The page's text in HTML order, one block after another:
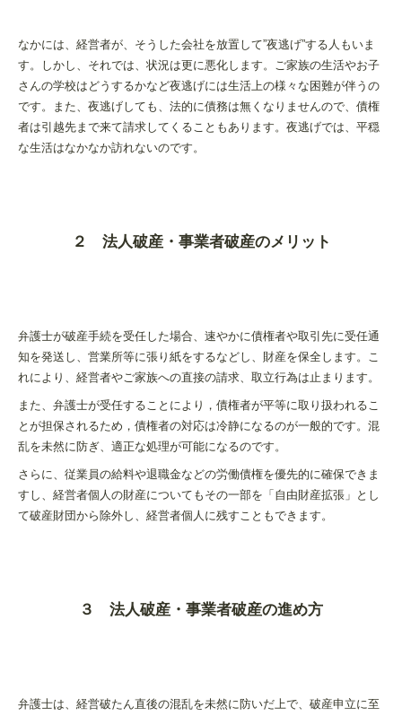
なかには、経営者が、そうした会社を放置して”夜逃げ”する人もいま
す。しかし、それでは、状況は更に悪化します。ご家族の生活やお子
さんの学校はどうするかなど夜逃げには生活上の様々な困難が伴うの
です。また、夜逃げしても、法的に債務は無くなりませんので、債権
者は引越先まで来て請求してくることもあります。夜逃げでは、平穏
な生活はなかなか訪れないのです。
２ 法人破産・事業者破産のメリット
弁護士が破産手続を受任した場合、速やかに債権者や取引先に受任通
知を発送し、営業所等に張り紙をするなどし、財産を保全します。こ
れにより、経営者やご家族への直接の請求、取立行為は止まります。
また、弁護士が受任することにより，債権者が平等に取り扱われるこ
とが担保されるため，債権者の対応は冷静になるのが一般的です。混
乱を未然に防ぎ、適正な処理が可能になるのです。
さらに、従業員の給料や退職金などの労働債権を優先的に確保できま
すし、経営者個人の財産についてもその一部を「自由財産拡張」とし
て破産財団から除外し、経営者個人に残すこともできます。
３ 法人破産・事業者破産の進め方
弁護士は、経営破たん直後の混乱を未然に防いだ上で、破産申立に至